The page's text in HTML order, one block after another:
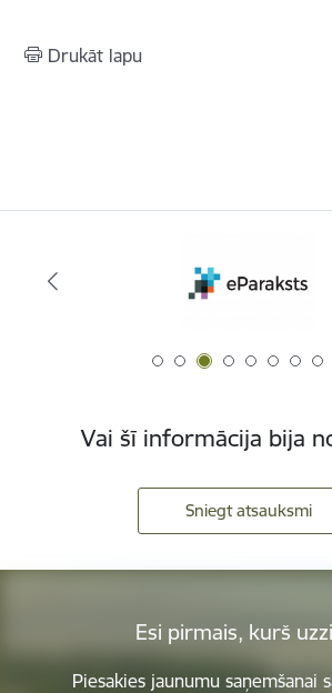
Drukāt lapu
Vai šī informācija bija
Sniegt atsauksmi
Esi pirmais, kurš
Piesakies jaunumu saņemšanai